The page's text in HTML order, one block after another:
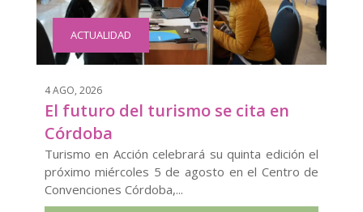
ACTUALIDAD
4 AGO, 2026
El futuro del turismo se cita en
Córdoba
Turismo en Acción celebrará su quinta edición el
próximo miércoles 5 de agosto en el Centro de
Convenciones Córdoba,...